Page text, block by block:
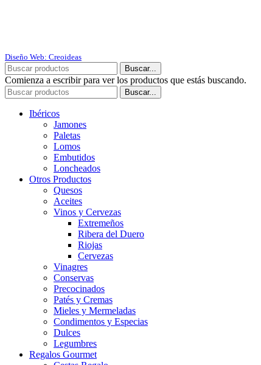
Diseño Web: Creoideas
Buscar...
Comienza a escribir para ver los productos que estás buscando.
Buscar...
Ibéricos
Jamones
Paletas
Lomos
Embutidos
Loncheados
Otros Productos
Quesos
Aceites
Vinos y Cervezas
Extremeños
Ribera del Duero
Riojas
Cervezas
Vinagres
Conservas
Precocinados
Patés y Cremas
Mieles y Mermeladas
Condimentos y Especias
Dulces
Legumbres
Regalos Gourmet